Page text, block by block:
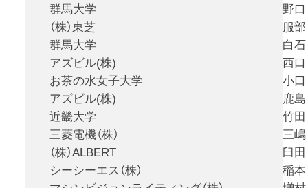
群馬大学
野
（株）東芝
服
群馬大学
白
アズビル(株)
西
お茶の水女子大学
小
アズビル(株)
鹿
近畿大学
竹
三菱電機（株）
三
（株）ALBERT
臼
シーシーエス（株）
稲